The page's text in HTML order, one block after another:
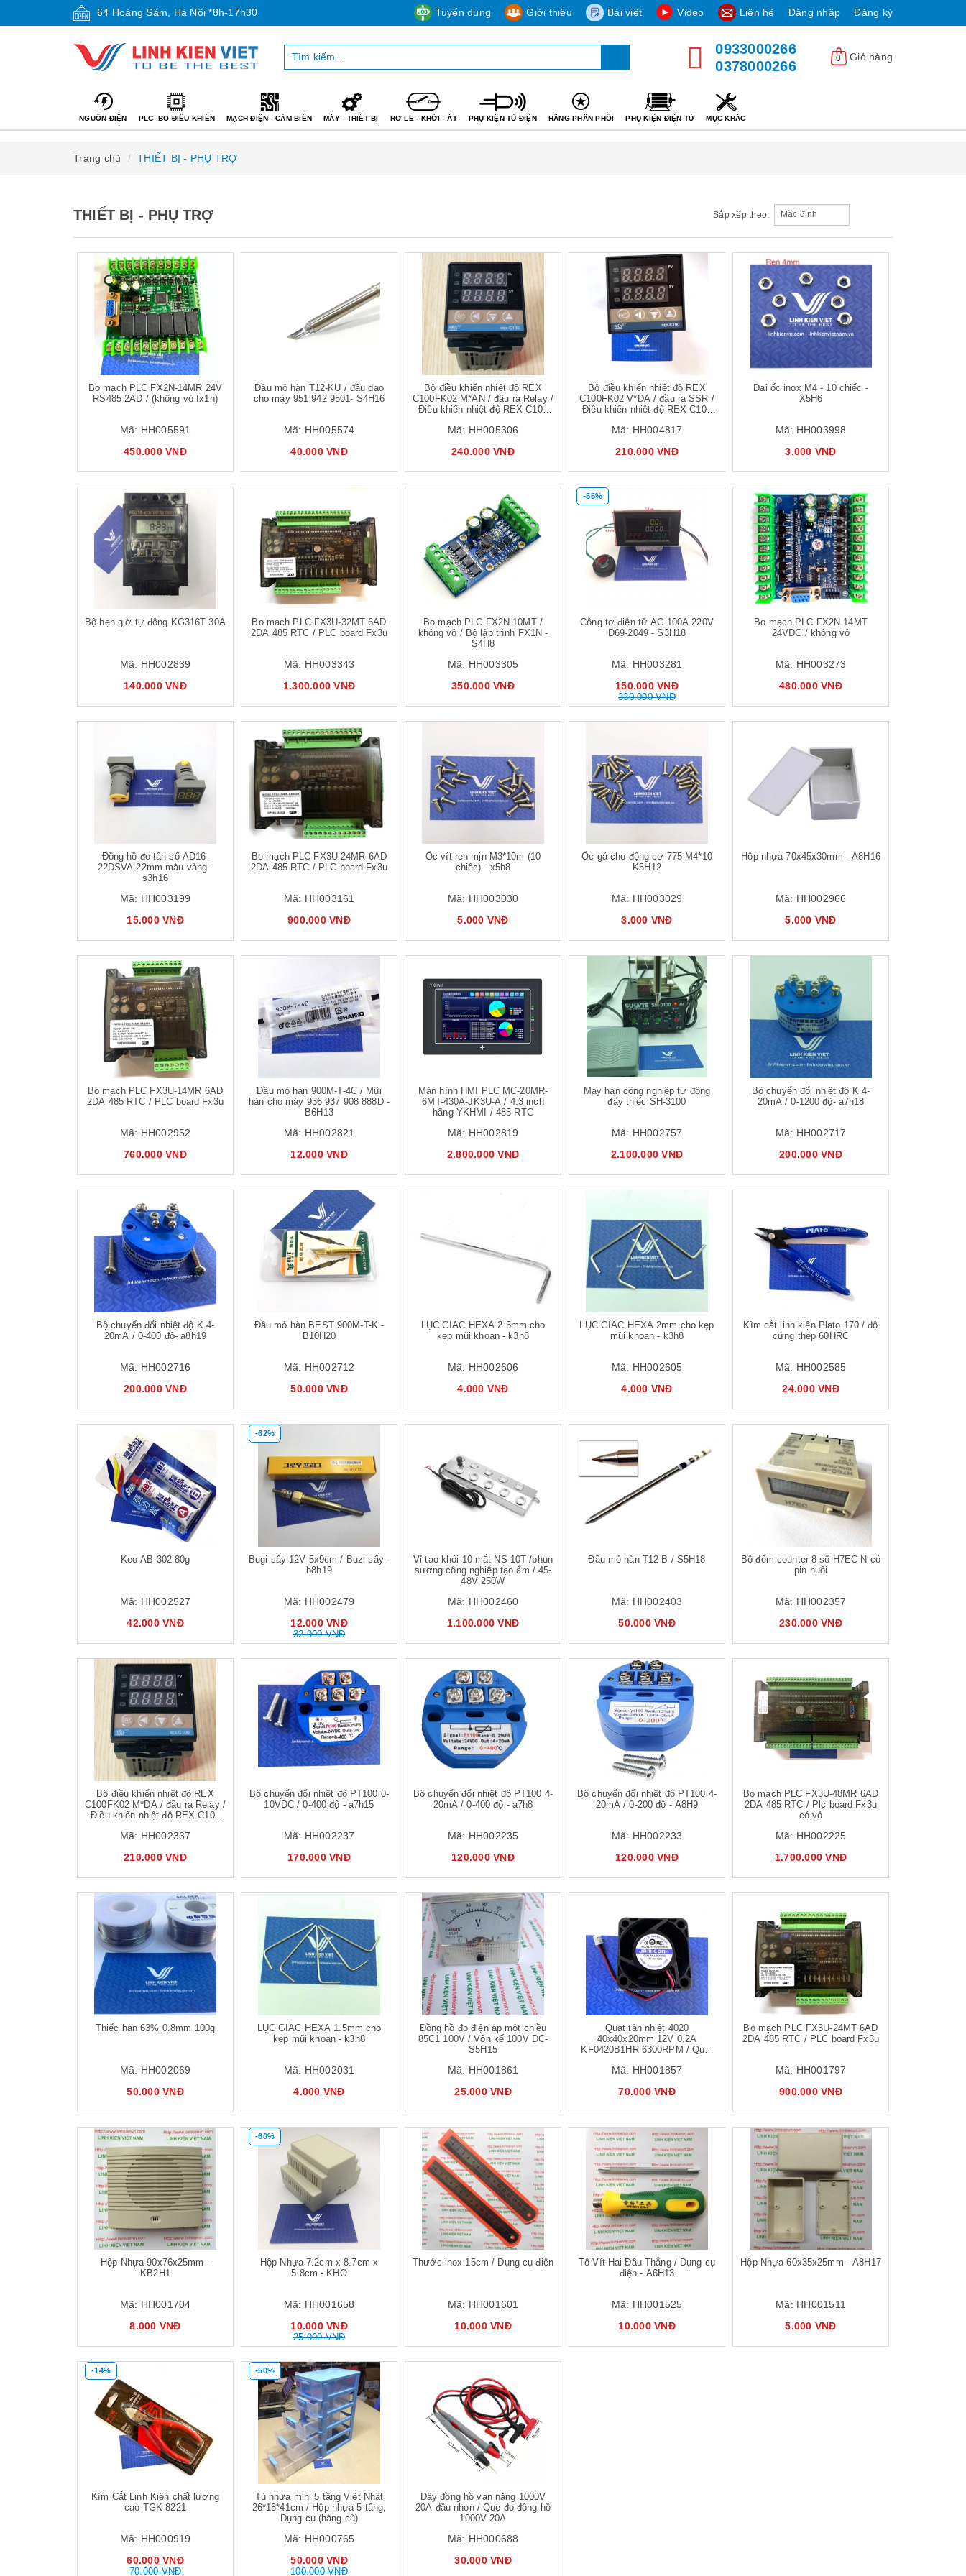
64 Hoàng Sâm, Hà Nội *8h-17h30 Tuyển dụng Giới thiệu Bài viết Video Liên hệ Đăng nhập Đăng ký
0933000266
0378000266
0 Giỏ hàng
NGUỒN ĐIỆN PLC -BO ĐIỀU KHIỂN MẠCH ĐIỆN - CẢM BIẾN MÁY - THIẾT BỊ RƠ LE - KHỞI - ÁT PHỤ KIỆN TỦ ĐIỆN HÃNG PHÂN PHỐI PHỤ KIỆN ĐIỆN TỬ MỤC KHÁC
Trang chủ THIẾT BỊ - PHỤ TRỢ
THIẾT BỊ - PHỤ TRỢ Sắp xếp theo:
Bo mạch PLC FX2N-14MR 24V
RS485 2AD / (không vỏ fx1n)
Mã: HH005591
450.000 VNĐ
Đầu mỏ hàn T12-KU / đầu dao
cho máy 951 942 9501- S4H16
Mã: HH005574
40.000 VNĐ
Mua hàng
Bộ điều khiển nhiệt độ REX
C100FK02 M*AN / đầu ra Relay /
Điều khiển nhiệt độ REX C100
Mã: HH005306
240.000 VNĐ
Bộ điều khiển nhiệt độ REX
C100FK02 V*DA / đầu ra SSR /
Điều khiển nhiệt độ REX C100
Mã: HH004817
210.000 VNĐ
Mua hàng
Đai ốc inox M4 - 10 chiếc -
X5H6
Mã: HH003998
3.000 VNĐ
Bộ hẹn giờ tự động KG316T 30A
Mã: HH002839
140.000 VNĐ
Bo mạch PLC FX3U-32MT 6AD
2DA 485 RTC / PLC board Fx3u
Mã: HH003343
1.300.000 VNĐ
Mua hàng
Bo mạch PLC FX2N 10MT /
không vỏ / Bộ lập trình FX1N -
S4H8
Mã: HH003305
350.000 VNĐ
-55%
Mua hàng
Công tơ điện tử AC 100A 220V
D69-2049 - S3H18
Mã: HH003281
150.000 VNĐ
330.000 VNĐ
Mua hàng
Bo mạch PLC FX2N 14MT
24VDC / không vỏ
Mã: HH003273
480.000 VNĐ
Đồng hồ đo tần số AD16-
22DSVA 22mm màu vàng -
s3h16
Mã: HH003199
15.000 VNĐ
Bo mạch PLC FX3U-24MR 6AD
2DA 485 RTC / PLC board Fx3u
Mã: HH003161
900.000 VNĐ
Mua hàng
Ốc vít ren mịn M3*10m (10
chiếc) - x5h8
Mã: HH003030
5.000 VNĐ
Mua hàng
Ốc gá cho động cơ 775 M4*10
K5H12
Mã: HH003029
3.000 VNĐ
Mua hàng
Hộp nhựa 70x45x30mm - A8H16
Mã: HH002966
5.000 VNĐ
Bo mạch PLC FX3U-14MR 6AD
2DA 485 RTC / PLC board Fx3u
Mã: HH002952
760.000 VNĐ
Đầu mỏ hàn 900M-T-4C / Mũi
hàn cho máy 936 937 908 888D -
B6H13
Mã: HH002821
12.000 VNĐ
Mua hàng
Màn hình HMI PLC MC-20MR-
6MT-430A-JK3U-A / 4.3 inch
hãng YKHMI / 485 RTC
Mã: HH002819
2.800.000 VNĐ
Mua hàng
Máy hàn công nghiệp tự động
đẩy thiếc SH-3100
Mã: HH002757
2.100.000 VNĐ
Mua hàng
Bộ chuyển đổi nhiệt độ K 4-
20mA / 0-1200 độ- a7h18
Mã: HH002717
200.000 VNĐ
Bộ chuyển đổi nhiệt độ K 4-
20mA / 0-400 độ- a8h19
Mã: HH002716
200.000 VNĐ
Đầu mỏ hàn BEST 900M-T-K -
B10H20
Mã: HH002712
50.000 VNĐ
Mua hàng
LỤC GIÁC HEXA 2.5mm cho
kẹp mũi khoan - k3h8
Mã: HH002606
4.000 VNĐ
Mua hàng
LỤC GIÁC HEXA 2mm cho kẹp
mũi khoan - k3h8
Mã: HH002605
4.000 VNĐ
Mua hàng
Kìm cắt linh kiện Plato 170 / độ
cứng thép 60HRC
Mã: HH002585
24.000 VNĐ
Keo AB 302 80g
Mã: HH002527
42.000 VNĐ
-62%
Bugi sấy 12V 5x9cm / Buzi sấy -
b8h19
Mã: HH002479
12.000 VNĐ
32.000 VNĐ
Mua hàng
Vỉ tạo khói 10 mắt NS-10T /phun
sương công nghiệp tạo ẩm / 45-
48V 250W
Mã: HH002460
1.100.000 VNĐ
Mua hàng
Đầu mỏ hàn T12-B / S5H18
Mã: HH002403
50.000 VNĐ
Mua hàng
Bộ đếm counter 8 số H7EC-N có
pin nuôi
Mã: HH002357
230.000 VNĐ
Bộ điều khiển nhiệt độ REX
C100FK02 M*DA / đầu ra Relay /
Điều khiển nhiệt độ REX C100
Mã: HH002337
210.000 VNĐ
Bộ chuyển đổi nhiệt độ PT100 0-
10VDC / 0-400 độ - a7h15
Mã: HH002237
170.000 VNĐ
Mua hàng
Bộ chuyển đổi nhiệt độ PT100 4-
20mA / 0-400 độ - a7h8
Mã: HH002235
120.000 VNĐ
Mua hàng
Bộ chuyển đổi nhiệt độ PT100 4-
20mA / 0-200 độ - A8H9
Mã: HH002233
120.000 VNĐ
Mua hàng
Bo mạch PLC FX3U-48MR 6AD
2DA 485 RTC / Plc board Fx3u
có vỏ
Mã: HH002225
1.700.000 VNĐ
Thiếc hàn 63% 0.8mm 100g
Mã: HH002069
50.000 VNĐ
LỤC GIÁC HEXA 1.5mm cho
kẹp mũi khoan - k3h8
Mã: HH002031
4.000 VNĐ
Mua hàng
Đồng hồ đo điện áp một chiều
85C1 100V / Vôn kế 100V DC-
S5H15
Mã: HH001861
25.000 VNĐ
Mua hàng
Quạt tản nhiệt 4020
40x40x20mm 12V 0.2A
KF0420B1HR 6300RPM / Quạt
Mã: HH001857
70.000 VNĐ
Mua hàng
Bo mạch PLC FX3U-24MT 6AD
2DA 485 RTC / PLC board Fx3u
Mã: HH001797
900.000 VNĐ
Hộp Nhựa 90x76x25mm -
KB2H1
Mã: HH001704
8.000 VNĐ
-60%
Hộp Nhựa 7.2cm x 8.7cm x
5.8cm - KHO
Mã: HH001658
10.000 VNĐ
25.000 VNĐ
Mua hàng
Thước inox 15cm / Dụng cụ điện
Mã: HH001601
10.000 VNĐ
Mua hàng
Tô Vít Hai Đầu Thẳng / Dụng cụ
điện - A6H13
Mã: HH001525
10.000 VNĐ
Mua hàng
Hộp Nhựa 60x35x25mm - A8H17
Mã: HH001511
5.000 VNĐ
-14%
Kìm Cắt Linh Kiện chất lượng
cao TGK-8221
Mã: HH000919
60.000 VNĐ
70.000 VNĐ
-50%
Tủ nhựa mini 5 tầng Việt Nhật
26*18*41cm / Hộp nhựa 5 tầng,
Dụng cụ (hàng cũ)
Mã: HH000765
50.000 VNĐ
100.000 VNĐ
Mua hàng
Dây đồng hồ vạn năng 1000V
20A đầu nhọn / Que đo đồng hồ
1000V 20A
Mã: HH000688
30.000 VNĐ